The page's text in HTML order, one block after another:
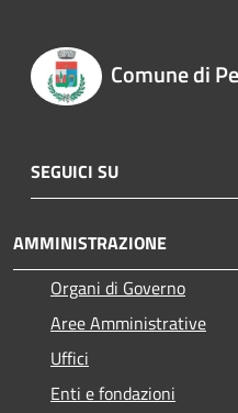
Comune di
SEGUICI SU
AMMINISTRAZIONE
Organi di Governo
Aree Amministrative
Uffici
Enti e fondazioni